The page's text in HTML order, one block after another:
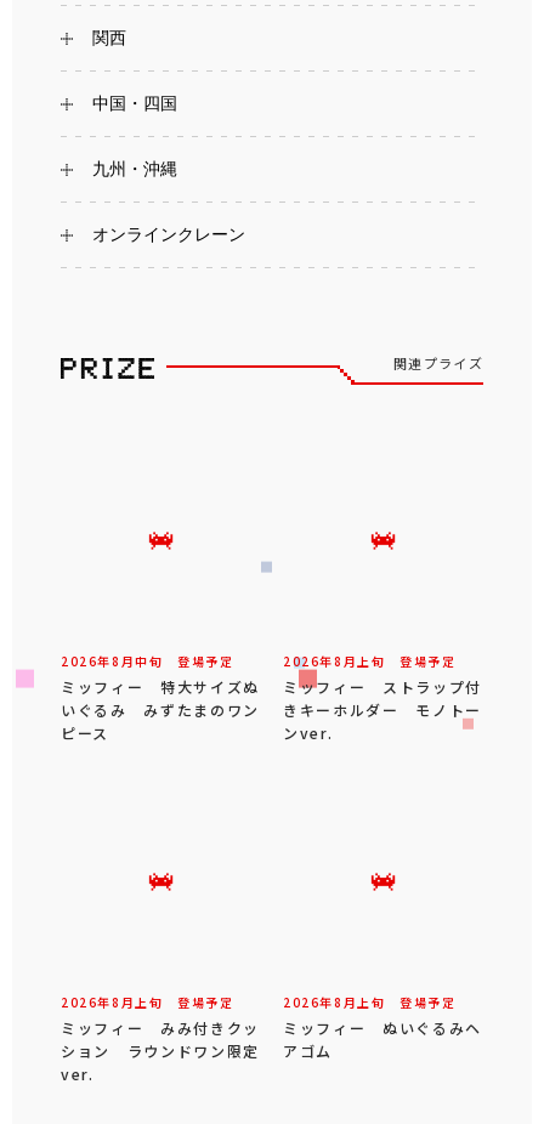
関西
中国・四国
九州・沖縄
オンラインクレーン
関連プライズ
2026年8 月中旬 登場予定
ミッフィー 特大サイズぬ
いぐるみ みずたまのワン
ピース
2026年8 月 上旬 登場予定
ミッフィー ストラップ付
きキーホルダー モノトー
ンver.
2026年8 月 上旬 登場予定
ミッフィー みみ付きクッ
ション ラウンドワン限定
ver.
2026年8 月 上旬 登場予定
ミッフィー ぬいぐるみヘ
アゴム